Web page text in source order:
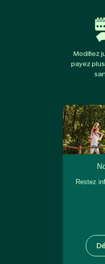
Modifiez
payez
Restez